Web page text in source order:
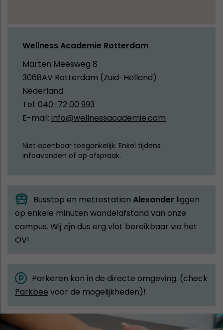
Wellness Academie Rotterdam
Marten Meesweg 8
3068AV Rotterdam (Zuid-Holland)
Nederland
Tel: 040-72 00 993
E-mail: info@wellnessacademie.com
Niet openbaar toegankelijk. Enkel tijdens
infoavonden of op afspraak.
Busstop en metrostation Alexander liggen
op enkele minuten wandelafstand van onze
campus. Wij zijn dus erg vlot bereikbaar via het
OV!
Parkeren kan in de directe omgeving. (check
Parkbee voor de mogelijkheden)!